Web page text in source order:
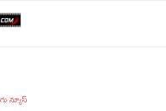
న్యూస్